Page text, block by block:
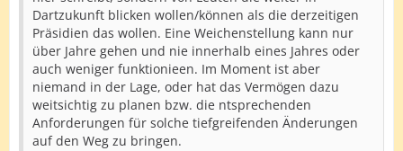
Dartzukunft blicken wollen/können als die derzeitigen
Präsidien das wollen. Eine Weichenstellung kann nur
über Jahre gehen und nie innerhalb eines Jahres oder
auch weniger funktionieen. Im Moment ist aber
niemand in der Lage, oder hat das Vermögen dazu
weitsichtig zu planen bzw. die ntsprechenden
Anforderungen für solche tiefgreifenden Änderungen
auf den Weg zu bringen.